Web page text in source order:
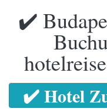
✔️
✔️ Hotel